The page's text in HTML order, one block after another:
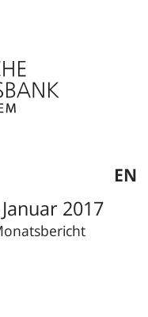
EN
2017